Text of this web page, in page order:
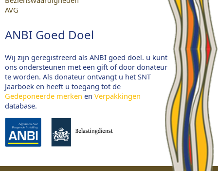
AVG
ANBI Goed Doel
Wij zijn geregistreerd als ANBI goed doel. u kunt
ons ondersteunen met een gift of door donateur
te worden. Als donateur ontvangt u het SNT
Jaarboek en heeft u toegang tot de
Gedeponeerde merken en Verpakkingen
database.